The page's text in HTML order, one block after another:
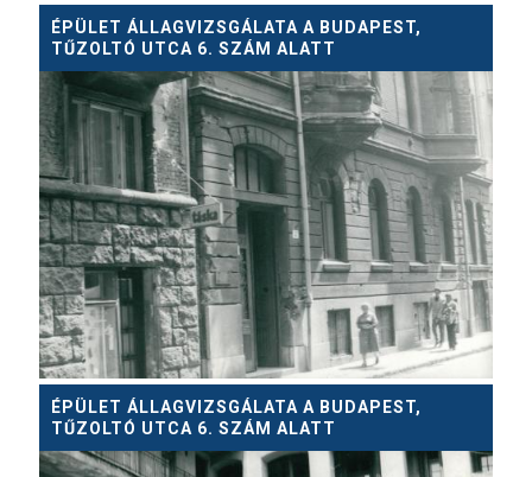
ÉPÜLET ÁLLAGVIZSGÁLATA A BUDAPEST,
TŰZOLTÓ UTCA 6. SZÁM ALATT
ÉPÜLET ÁLLAGVIZSGÁLATA A BUDAPEST,
TŰZOLTÓ UTCA 6. SZÁM ALATT